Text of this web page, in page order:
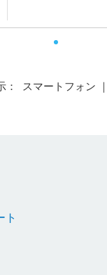
： スマートフォン ｜
ト